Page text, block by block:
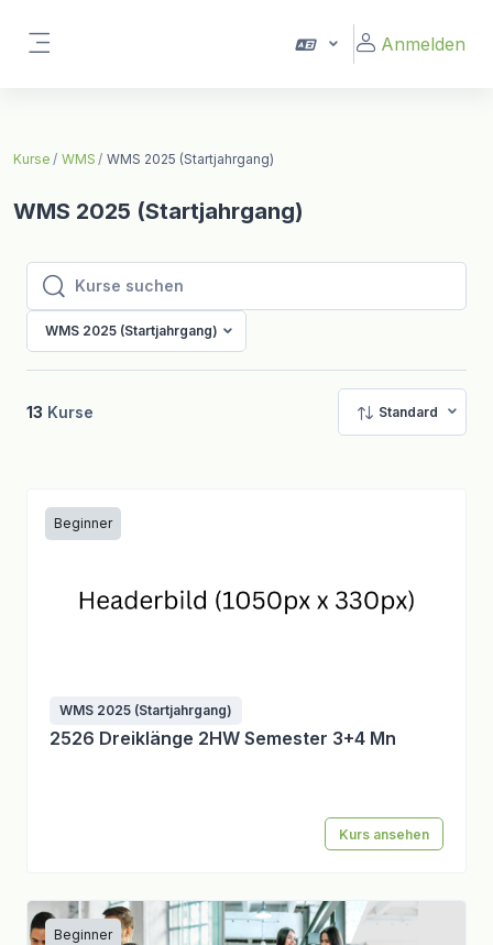
Anmelden
Kurse WMS WMS 2025 (Startjahrgang)
WMS 2025 (Startjahrgang)
Kurse suchen
Kurse suchen
WMS 2025 (Startjahrgang)
13 Kurse Standard
Beginner
WMS 2025 (Startjahrgang)
2526 Dreiklänge 2HW Semester 3+4 Mn
Kurs ansehen
Beginner